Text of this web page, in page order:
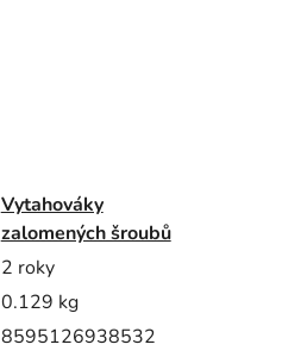
Vytahováky
zalomených šroubů
2 roky
0.129 kg
8595126938532